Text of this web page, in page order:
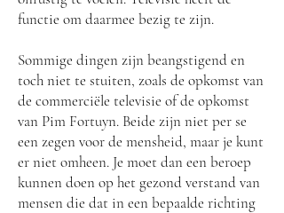
functie om daarmee bezig te zijn.
Sommige dingen zijn beangstigend en
toch niet te stuiten, zoals de opkomst van
de commerciële televisie of de opkomst
van Pim Fortuyn. Beide zijn niet per se
een zegen voor de mensheid, maar je kunt
er niet omheen. Je moet dan een beroep
kunnen doen op het gezond verstand van
mensen die dat in een bepaalde richting